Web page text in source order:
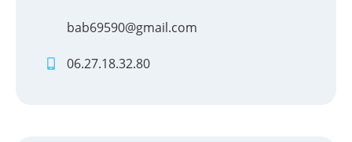
bab69590@gmail.com
06.27.18.32.80